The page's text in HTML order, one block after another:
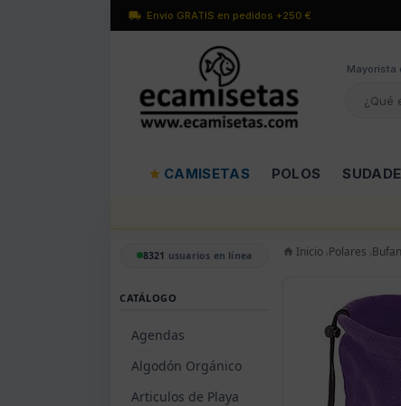
Envío GRATIS en pedidos +250 €
Mayorísta
CAMISETAS POLOS
8321 usuarios en línea
CATÁLOGO
Agendas
Algodón Orgánico
Articulos de Playa
Inicio Polares